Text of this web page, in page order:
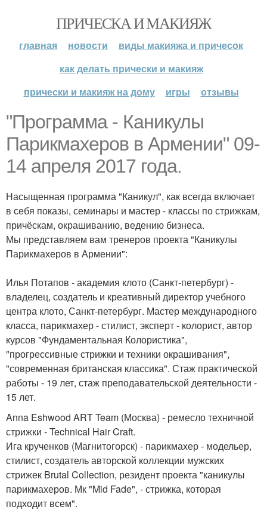
ПРИЧЕСКА И МАКИЯЖ
главная новости
виды макияжа и причесок
как делать прически и макияж
прически и макияж на дому
игры отзывы
"Программа - Каникулы
Парикмахеров в Армении" 09-
14 апреля 2017 года.
Насыщенная программа "Каникул", как всегда включает
в себя показы, семинары и мастер - классы по стрижкам,
причёскам, окрашиванию, ведению бизнеса.
Мы представляем вам тренеров проекта "Каникулы
Парикмахеров в Армении":
Илья Потапов - академия клото (Санкт-петербург) -
владелец, создатель и креативный директор учебного
центра клото, Санкт-петербург. Мастер международного
класса, парикмахер - стилист, эксперт - колорист, автор
курсов "Фундаментальная Колористика",
"прогрессивные стрижки и техники окрашивания",
"современная британская классика". Стаж практической
работы - 19 лет, стаж преподавательской деятельности -
15 лет.
Anna Eshwood ART Team (Москва) - ремесло техничной
стрижки - Technical Hair Craft.
Ига крученков (Магнитогорск) - парикмахер - модельер,
стилист, создатель авторской коллекции мужских
стрижек Brutal Collection, резидент проекта "каникулы
парикмахеров. Мк "Mid Fade", - стрижка, которая
подходит всем".